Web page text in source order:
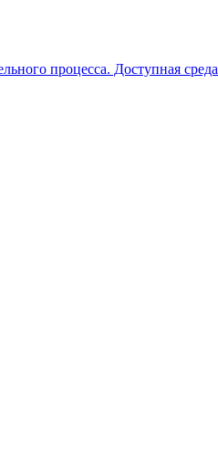
процесса. Доступная среда